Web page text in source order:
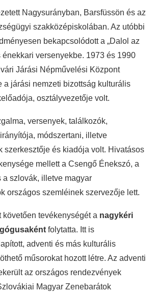
Nagysurányban, Barsfüssön és az
szakközépiskolában. Az utóbbi
bekapcsolódott a „Dalol az
énekkari versenyekbe. 1973 és 1990
Járási Népművelési Központ
a járási nemzeti bizottság kulturális
osztályvezetője volt.
versenyek, találkozók,
módszertani, illetve
szerkesztője és kiadója volt. Hivatásos
mellett a Csengő Énekszó, a
a szlovák, illetve magyar
országos szemléinek szervezője lett.
követően tevékenységét a nagykéri
folytatta. Itt is
adventi és más kulturális
műsorokat hozott létre. Az adventi
az országos rendezvények
Magyar Zenebarátok